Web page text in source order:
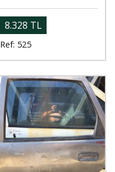
8.328 TL
Ref: 525